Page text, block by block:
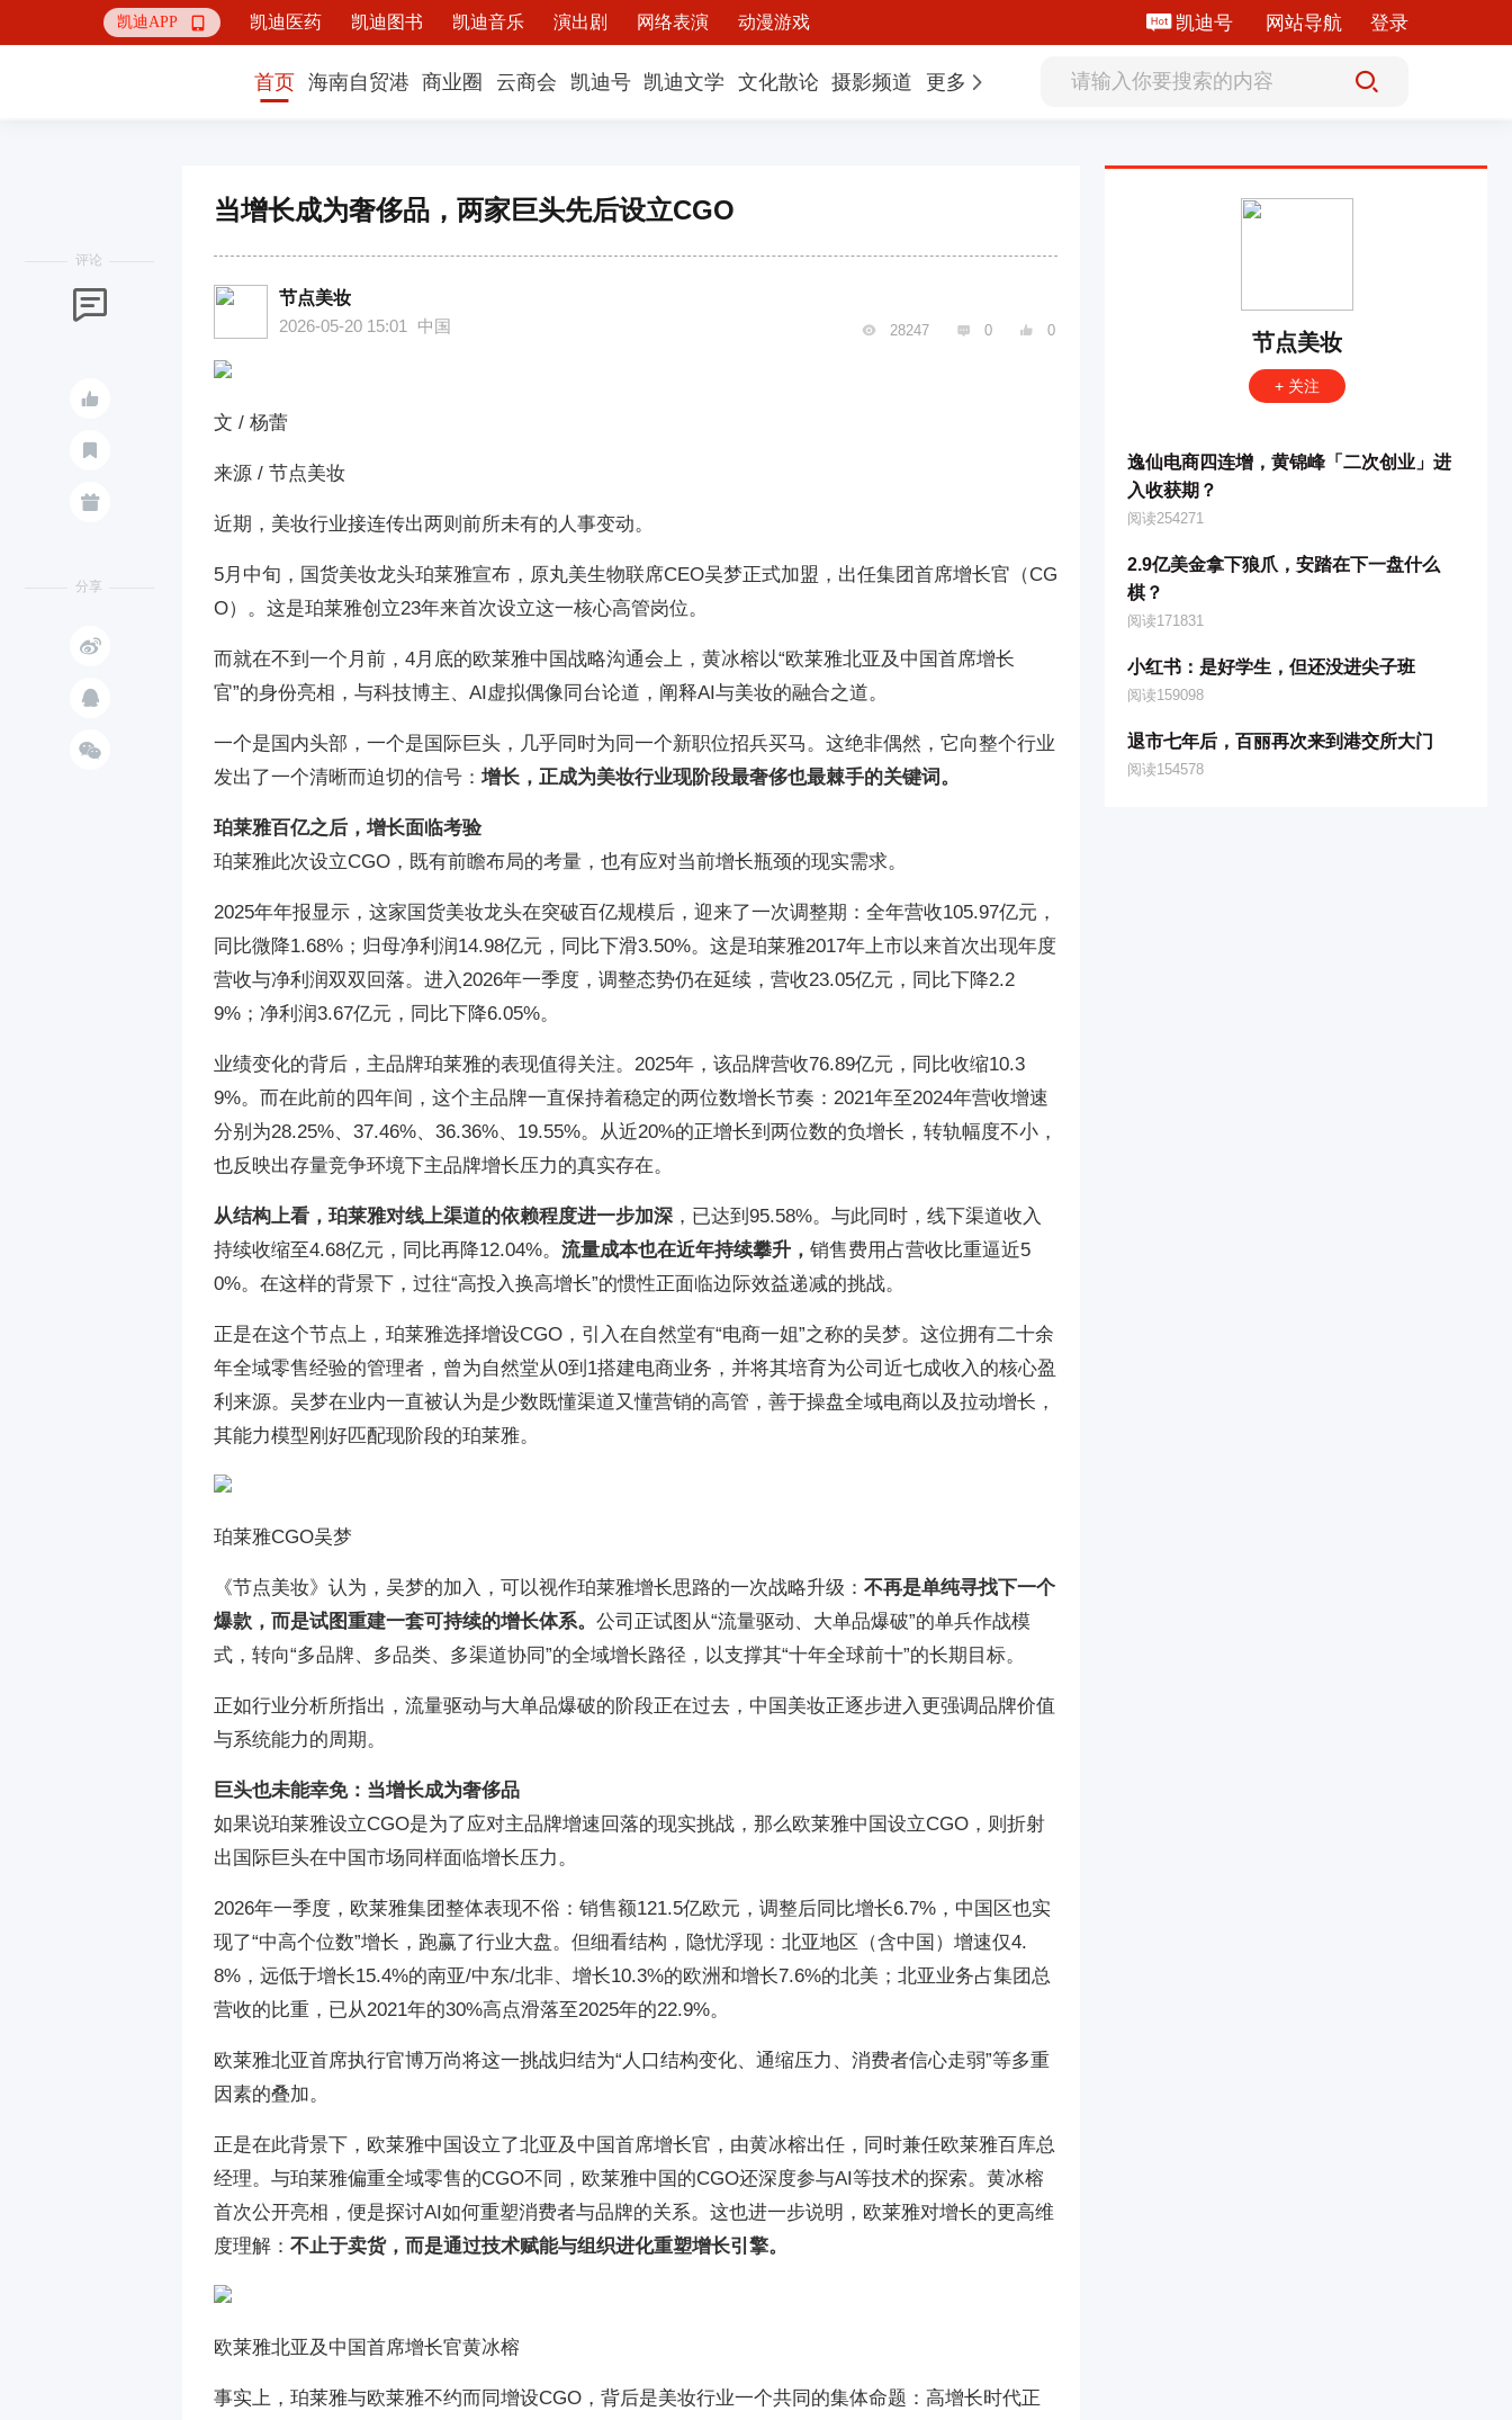
凯迪APP  凯迪医药 凯迪图书 凯迪音乐 演出剧 网络表演 动漫游戏 凯迪号 网站导航 登录
首页 海南自贸港 商业圈 云商会 凯迪号 凯迪文学 文化散论 摄影频道 更多
评论



分享



当增长成为奢侈品，两家巨头先后设立CGO
节点美妆
2026-05-20 15:01
中国  28247  0  0
文 / 杨蕾
来源 / 节点美妆
近期，美妆行业接连传出两则前所未有的人事变动。
5月中旬，国货美妆龙头珀莱雅宣布，原丸美生物联席CEO吴梦正式加盟，出任集团首席增长官（CG
O）。这是珀莱雅创立23年来首次设立这一核心高管岗位。
而就在不到一个月前，4月底的欧莱雅中国战略沟通会上，黄冰榕以“欧莱雅北亚及中国首席增长
官”的身份亮相，与科技博主、AI虚拟偶像同台论道，阐释AI与美妆的融合之道。
一个是国内头部，一个是国际巨头，几乎同时为同一个新职位招兵买马。这绝非偶然，它向整个行业
发出了一个清晰而迫切的信号： 增长，正成为美妆行业现阶段最奢侈也最棘手的关键词。
珀莱雅百亿之后，增长面临考验
珀莱雅此次设立CGO，既有前瞻布局的考量，也有应对当前增长瓶颈的现实需求。
2025年年报显示，这家国货美妆龙头在突破百亿规模后，迎来了一次调整期：全年营收105.97亿元，
同比微降1.68%；归母净利润14.98亿元，同比下滑3.50%。这是珀莱雅2017年上市以来首次出现年度
营收与净利润双双回落。进入2026年一季度，调整态势仍在延续，营收23.05亿元，同比下降2.2
9%；净利润3.67亿元，同比下降6.05%。
业绩变化的背后，主品牌珀莱雅的表现值得关注。2025年，该品牌营收76.89亿元，同比收缩10.3
9%。而在此前的四年间，这个主品牌一直保持着稳定的两位数增长节奏：2021年至2024年营收增速
分别为28.25%、37.46%、36.36%、19.55%。从近20%的正增长到两位数的负增长，转轨幅度不小，
也反映出存量竞争环境下主品牌增长压力的真实存在。
从结构上看，珀莱雅对线上渠道的依赖程度进一步加深 ，已达到95.58%。与此同时，线下渠道收入
持续收缩至4.68亿元，同比再降12.04%。 流量成本也在近年持续攀升， 销售费用占营收比重逼近5
0%。在这样的背景下，过往“高投入换高增长”的惯性正面临边际效益递减的挑战。
正是在这个节点上，珀莱雅选择增设CGO，引入在自然堂有“电商一姐”之称的吴梦。这位拥有二十余
年全域零售经验的管理者，曾为自然堂从0到1搭建电商业务，并将其培育为公司近七成收入的核心盈
利来源。吴梦在业内一直被认为是少数既懂渠道又懂营销的高管，善于操盘全域电商以及拉动增长，
其能力模型刚好匹配现阶段的珀莱雅。
珀莱雅CGO吴梦
《节点美妆》认为，吴梦的加入，可以视作珀莱雅增长思路的一次战略升级： 不再是单纯寻找下一个
爆款，而是试图重建一套可持续的增长体系。 公司正试图从“流量驱动、大单品爆破”的单兵作战模
式，转向“多品牌、多品类、多渠道协同”的全域增长路径，以支撑其“十年全球前十”的长期目标。
正如行业分析所指出，流量驱动与大单品爆破的阶段正在过去，中国美妆正逐步进入更强调品牌价值
与系统能力的周期。
巨头也未能幸免：当增长成为奢侈品
如果说珀莱雅设立CGO是为了应对主品牌增速回落的现实挑战，那么欧莱雅中国设立CGO，则折射
出国际巨头在中国市场同样面临增长压力。
2026年一季度，欧莱雅集团整体表现不俗：销售额121.5亿欧元，调整后同比增长6.7%，中国区也实
现了“中高个位数”增长，跑赢了行业大盘。但细看结构，隐忧浮现：北亚地区（含中国）增速仅4.
8%，远低于增长15.4%的南亚/中东/北非、增长10.3%的欧洲和增长7.6%的北美；北亚业务占集团总
营收的比重，已从2021年的30%高点滑落至2025年的22.9%。
欧莱雅北亚首席执行官博万尚将这一挑战归结为“人口结构变化、通缩压力、消费者信心走弱”等多重
因素的叠加。
正是在此背景下，欧莱雅中国设立了北亚及中国首席增长官，由黄冰榕出任，同时兼任欧莱雅百库总
经理。与珀莱雅偏重全域零售的CGO不同，欧莱雅中国的CGO还深度参与AI等技术的探索。黄冰榕
首次公开亮相，便是探讨AI如何重塑消费者与品牌的关系。这也进一步说明，欧莱雅对增长的更高维
度理解： 不止于卖货，而是通过技术赋能与组织进化重塑增长引擎。
欧莱雅北亚及中国首席增长官黄冰榕
事实上，珀莱雅与欧莱雅不约而同增设CGO，背后是美妆行业一个共同的集体命题：高增长时代正
节点美妆
+ 关注
逸仙电商四连增，黄锦峰「二次创业」进
入收获期？
阅读254271
2.9亿美金拿下狼爪，安踏在下一盘什么
棋？
阅读171831
小红书：是好学生，但还没进尖子班
阅读159098
退市七年后，百丽再次来到港交所大门
阅读154578